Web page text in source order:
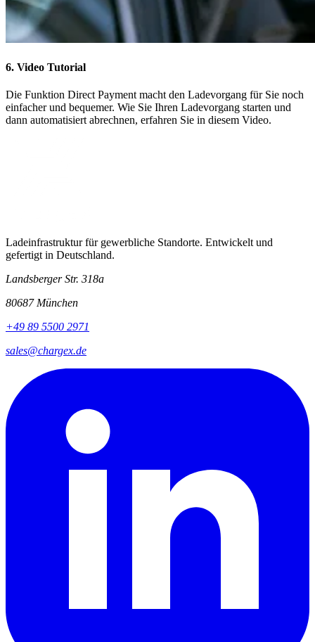
6. Video Tutorial
Die Funktion Direct Payment macht den Ladevorgang für Sie noch
einfacher und bequemer. Wie Sie Ihren Ladevorgang starten und
dann automatisiert abrechnen, erfahren Sie in diesem Video.
Ladeinfrastruktur für gewerbliche Standorte. Entwickelt und
gefertigt in Deutschland.
Landsberger Str. 318a
80687 München
+49 89 5500 2971
sales@chargex.de